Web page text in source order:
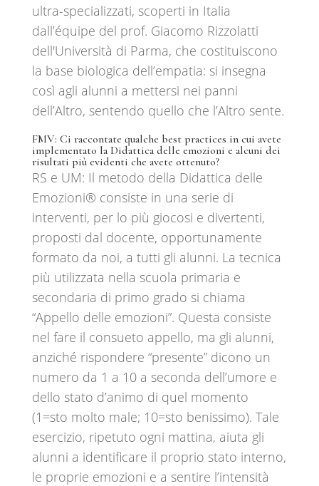
ultra-specializzati, scoperti in Italia
dall’équipe del prof. Giacomo Rizzolatti
dell'Università di Parma, che costituiscono
la base biologica dell’empatia: si insegna
così agli alunni a mettersi nei panni
dell’Altro, sentendo quello che l’Altro sente.
FMV: Ci raccontate qualche best practices in cui avete
implementato la Didattica delle emozioni e alcuni dei
risultati più evidenti che avete ottenuto?
RS e UM: Il metodo della Didattica delle
Emozioni®️ consiste in una serie di
interventi, per lo più giocosi e divertenti,
proposti dal docente, opportunamente
formato da noi, a tutti gli alunni. La tecnica
più utilizzata nella scuola primaria e
secondaria di primo grado si chiama
“Appello delle emozioni”. Questa consiste
nel fare il consueto appello, ma gli alunni,
anziché rispondere “presente” dicono un
numero da 1 a 10 a seconda dell’umore e
dello stato d’animo di quel momento
(1=sto molto male; 10=sto benissimo). Tale
esercizio, ripetuto ogni mattina, aiuta gli
alunni a identificare il proprio stato interno,
le proprie emozioni e a sentire l’intensità